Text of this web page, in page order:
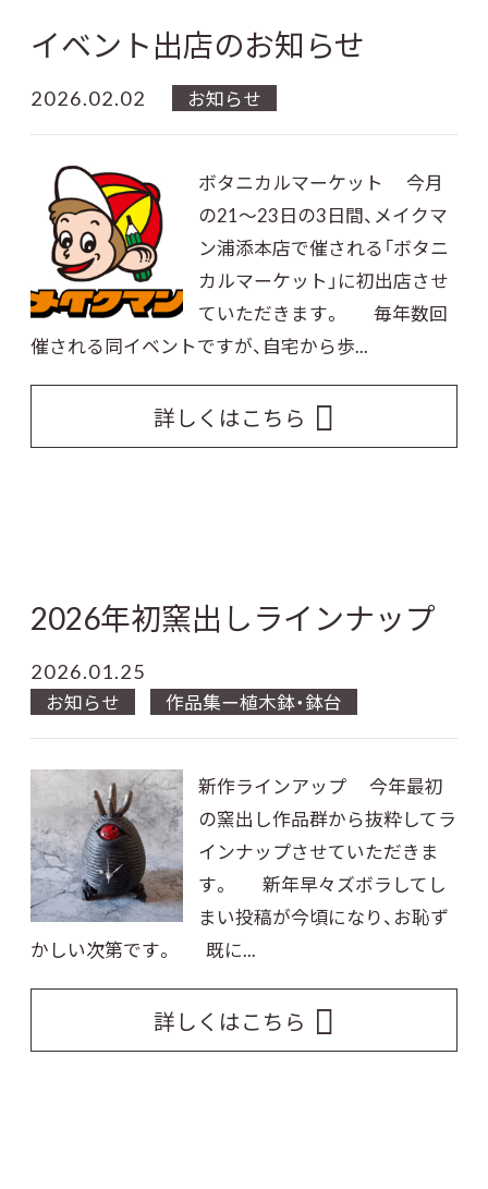
イベント出店のお知らせ
2026.02.02 お知らせ
ボタニカルマーケット 今月
の21～23日の3日間、メイクマ
ン浦添本店で催される「ボタニ
カルマーケット」に初出店させ
ていただきます。 毎年数回
催される同イベントですが、自宅から歩...
詳しくはこちら
2026年初窯出しラインナップ
2026.01.25
お知らせ 作品集ー植木鉢・鉢台
新作ラインアップ 今年最初
の窯出し作品群から抜粋してラ
インナップさせていただきま
す。 新年早々ズボラしてし
まい投稿が今頃になり、お恥ず
かしい次第です。 既に...
詳しくはこちら